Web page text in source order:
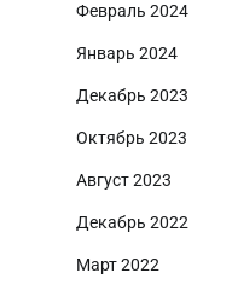
Февраль 2024
Январь 2024
Декабрь 2023
Октябрь 2023
Август 2023
Декабрь 2022
Март 2022